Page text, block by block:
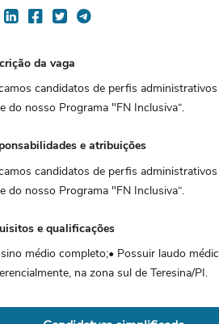
da vaga
candidatos de perfis
do nosso Programa "FN Inclusiva“.
e atribuições
candidatos de perfis
do nosso Programa "FN Inclusiva“.
e qualificações
médio completo;• Possuir laudo
na zona sul de Teresina/PI.